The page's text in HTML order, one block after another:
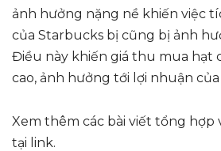
ảnh hưởng nặng nề khiến việc
của Starbucks bị cũng bị ảnh
Điều này khiến giá thu mua hạt
cao, ảnh hưởng tới lợi nhuận
Xem thêm các bài viết tổng hợp
tại link.